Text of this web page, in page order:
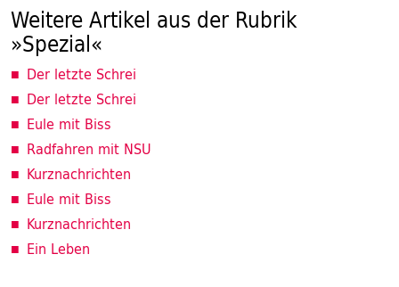
Weitere Artikel aus der Rubrik
»Spezial«
Der letzte Schrei
Der letzte Schrei
Eule mit Biss
Radfahren mit NSU
Kurznachrichten
Eule mit Biss
Kurznachrichten
Ein Leben